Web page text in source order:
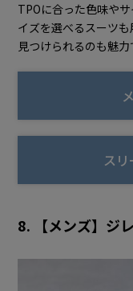
TPOに合った色味や
イズを選べるスーツ
見つけられるのも魅力
ス
8. 【メンズ】ジ